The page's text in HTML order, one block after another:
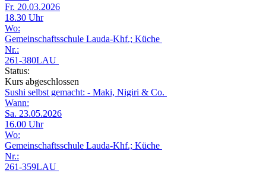
Fr. 20.03.2026
18.30 Uhr
Wo:
Gemeinschaftsschule Lauda-Khf.; Küche
Nr.:
261-380LAU
Status:
Kurs abgeschlossen
Sushi selbst gemacht: - Maki, Nigiri & Co.
Wann:
Sa. 23.05.2026
16.00 Uhr
Wo:
Gemeinschaftsschule Lauda-Khf.; Küche
Nr.:
261-359LAU